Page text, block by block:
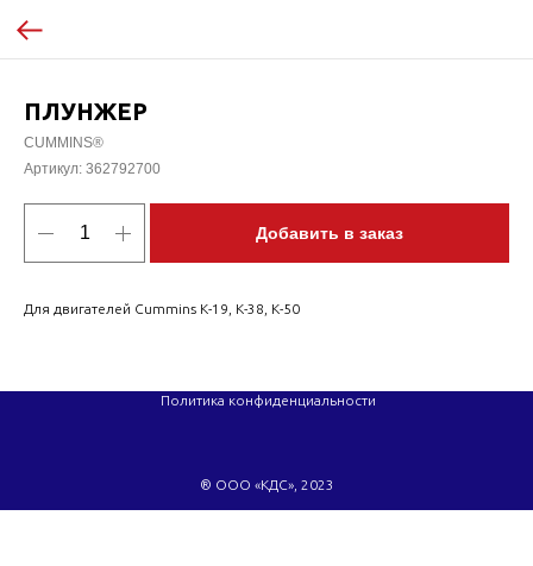
ПЛУНЖЕР
CUMMINS®
Артикул: 362792700
Добавить в заказ
Для двигателей Cummins K-19, K-38, K-50
® ООО «КДС», 2023
Политика конфиденциальности